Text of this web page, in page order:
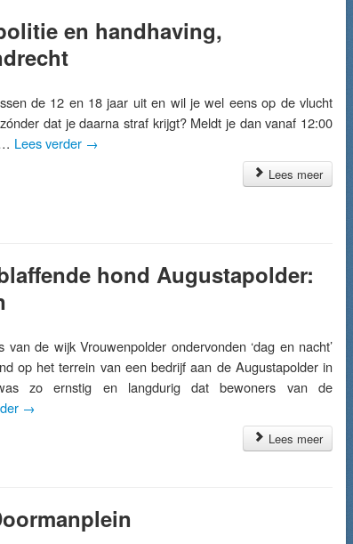
en handhaving,
de 12 en 18 jaar uit en wil je wel eens op de vlucht
dat je daarna straf krijgt? Meldt je dan vanaf 12:00
Lees verder →
Lees meer
hond Augustapolder:
de wijk Vrouwenpolder ondervonden ‘dag en nacht’
op het terrein van een bedrijf aan de Augustapolder in
zo ernstig en langdurig dat bewoners van de
→
Lees meer